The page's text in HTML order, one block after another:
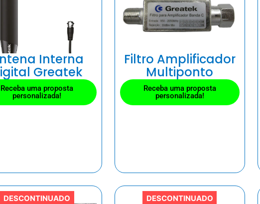
Interna
Greatek
Receba uma proposta
personalizada!
Filtro Amplificador
Multiponto
Receba uma proposta
personalizada!
DESCONTINUADO DESCONTINUADO